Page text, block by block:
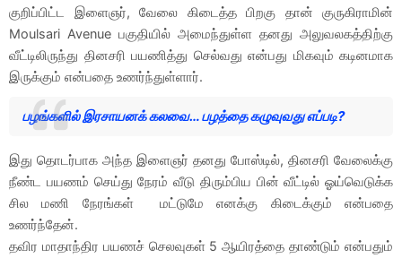
குறிப்பிட்ட இளைஞர், வேலை கிடைத்த பிறகு தான் குருகிராமின்
Moulsari Avenue பகுதியில் அமைந்துள்ள தனது அலுவலகத்திற்கு
வீட்டிலிருந்து தினசரி பயணித்து செல்வது என்பது மிகவும் கடினமாக
இருக்கும் என்பதை உணர்ந்துள்ளார்.
பழங்களில் இரசாயனக் கலவை… பழத்தை கழுவுவது எப்படி?
இது தொடர்பாக அந்த இளைஞர் தனது போஸ்டில், தினசரி வேலைக்கு
நீண்ட பயணம் செய்து நேரம் வீடு திரும்பிய பின் வீட்டில் ஓய்வெடுக்க
சில மணி நேரங்கள் மட்டுமே எனக்கு கிடைக்கும் என்பதை
உணர்ந்தேன்.
தவிர மாதாந்திர பயணச் செலவுகள் 5 ஆயிரத்தை தாண்டும் என்பதும்